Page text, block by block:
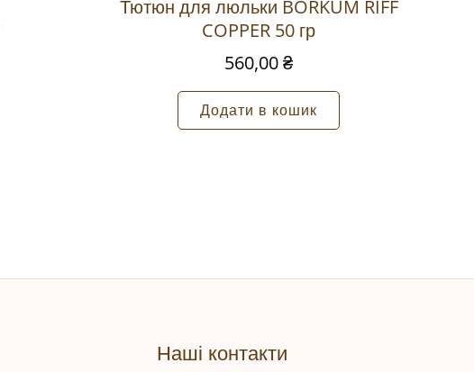
Тютюн для люльки BORKUM RIFF
COPPER 50 гр
560,00₴
Додати в кошик
Наші контакти